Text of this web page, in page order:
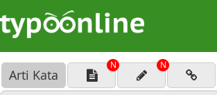
Arti Kata
N N